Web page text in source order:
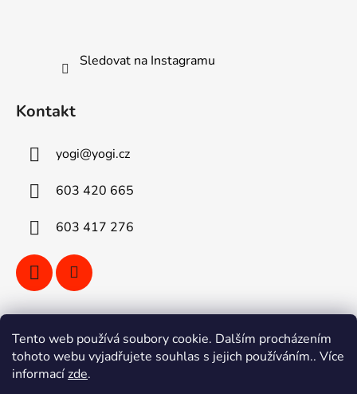
Tento web používá soubory cookie. Dalším procházením
tohoto webu vyjadřujete souhlas s jejich používáním.. Více
informacízde.
Sledovat na Instagramu
Kontakt
yogi@yogi.cz
603 420 665
603 417 276
Vyhledávání